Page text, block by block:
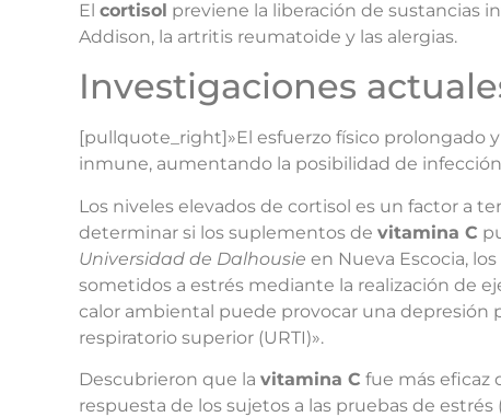
El cortisol previene la liberación de sustancias
Addison, la artritis reumatoide y las alergias.
Investigaciones
[pullquote_right]»El esfuerzo físico prolongado
inmune, aumentando la posibilidad de
Los niveles elevados de cortisol es un factor a
determinar si los suplementos de vitamina C
Universidad de Dalhousie en Nueva Escocia,
sometidos a estrés mediante la realización de
calor ambiental puede provocar una
respiratorio superior (URTI)».
Descubrieron que la vitamina C fue más eficaz
respuesta de los sujetos a las pruebas de